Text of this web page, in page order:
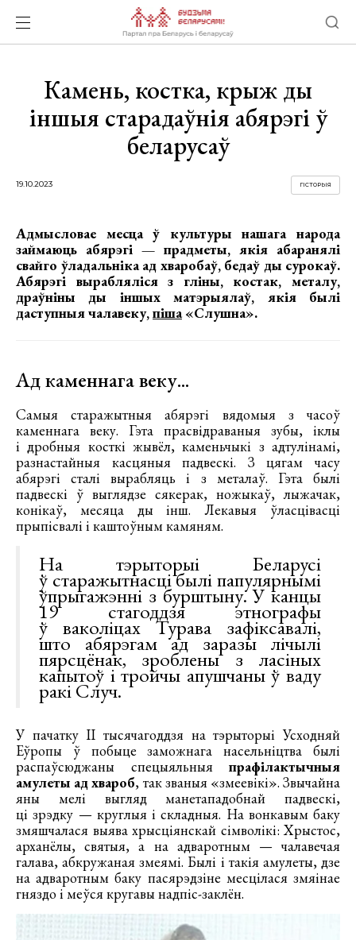
Камень, костка, крыж ды
іншыя старадаўнія абярэгі ў
беларусаў
19.10.2023 ГІСТОРЫЯ
Адмысловае месца ў культуры нашага народа
займаюць абярэгі — прадметы, якія абаранялі
свайго ўладальніка ад хваробаў, бедаў ды сурокаў.
Абярэгі вырабляліся з гліны, костак, металу,
драўніны ды іншых матэрыялаў, якія былі
даступныя чалавеку,піша«Слушна».
Ад каменнага веку...
Самыя старажытныя абярэгі вядомыя з часоў
каменнага веку. Гэта прасвідраваныя зубы, іклы
і дробныя косткі жывёл, каменьчыкі з адтулінамі,
разнастайныя касцяныя падвескі. З цягам часу
абярэгі сталі вырабляць і з металаў. Гэта былі
падвескі ў выглядзе сякерак, ножыкаў, лыжачак,
конікаў, месяца ды інш. Лекавыя ўласцівасці
прыпісвалі і каштоўным камяням.
На тэрыторыі Беларусі
ў старажытнасці былі папулярнымі
ўпрыгажэнні з бурштыну. У канцы
19 стагоддзя этнографы
ў ваколіцах Турава зафіксавалі,
што абярэгам ад заразы лічылі
пярсцёнак, зроблены з ласіных
капытоў і тройчы апушчаны ў ваду
ракі Случ.
У пачатку ІІ тысячагоддзя на тэрыторыі Усходняй
Еўропы ў побыце заможнага насельніцтва былі
распаўсюджаны спецыяльныя прафілактычныя
амулеты ад хвароб, так званыя «змеевікі». Звычайна
яны мелі выгляд манетападобнай падвескі,
ці зрэдку — круглыя і складныя. На вонкавым баку
змяшчалася выява хрысціянскай сімволікі: Хрыстос,
арханёлы, святыя, а на адваротным — чалавечая
галава, абкружаная змеямі. Былі і такія амулеты, дзе
на адваротным баку пасярэдзіне месцілася змяінае
гняздо і меўся кругавы надпіс-заклён.